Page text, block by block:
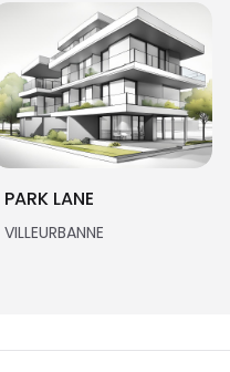
PARK LANE
VILLEURBANNE